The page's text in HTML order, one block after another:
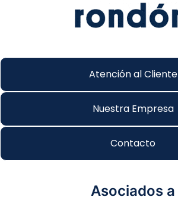
Atención al Cliente
Nuestra Empresa
Contacto
Asociados a